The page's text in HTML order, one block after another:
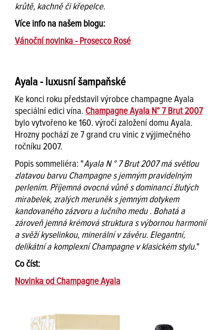
krůtě, kachně či křepelce.
Více info na našem blogu:
Vánoční novinka - Prosecco Rosé
Ayala - luxusní šampaňské
Ke konci roku představil výrobce champagne Ayala
speciální edici vína. Champagne Ayala N° 7 Brut 2007
bylo vytvořeno ke 160. výročí založení domu Ayala.
Hrozny pochází ze 7 grand cru vinic z výjimečného
ročníku 2007.
Popis sommeliéra: "Ayala N ° 7 Brut 2007 má světlou
zlatavou barvu Champagne s jemným pravidelným
perlením. Příjemná ovocná vůně s dominancí žlutých
mirabelek, zralých meruněk s jemným dotykem
kandovaného zázvoru a lučního medu . Bohatá a
zároveň jemná krémová struktura s výbornou harmonií
a svěží kyselinkou, minerální v závěru. Elegantní,
delikátní a komplexní Champagne v klasickém stylu."
Co číst:
Novinka od Champagne Ayala